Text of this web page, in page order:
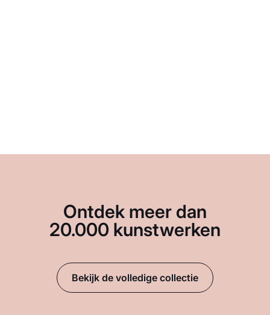
Ontdek meer dan
20.000 kunstwerken
Bekijk de volledige collectie